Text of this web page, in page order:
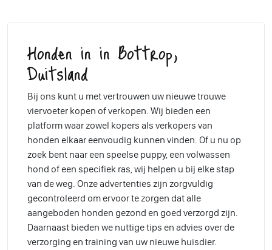
Honden in in Bottrop,
Duitsland
Bij ons kunt u met vertrouwen uw nieuwe trouwe
viervoeter kopen of verkopen. Wij bieden een
platform waar zowel kopers als verkopers van
honden elkaar eenvoudig kunnen vinden. Of u nu op
zoek bent naar een speelse puppy, een volwassen
hond of een specifiek ras, wij helpen u bij elke stap
van de weg. Onze advertenties zijn zorgvuldig
gecontroleerd om ervoor te zorgen dat alle
aangeboden honden gezond en goed verzorgd zijn.
Daarnaast bieden we nuttige tips en advies over de
verzorging en training van uw nieuwe huisdier.